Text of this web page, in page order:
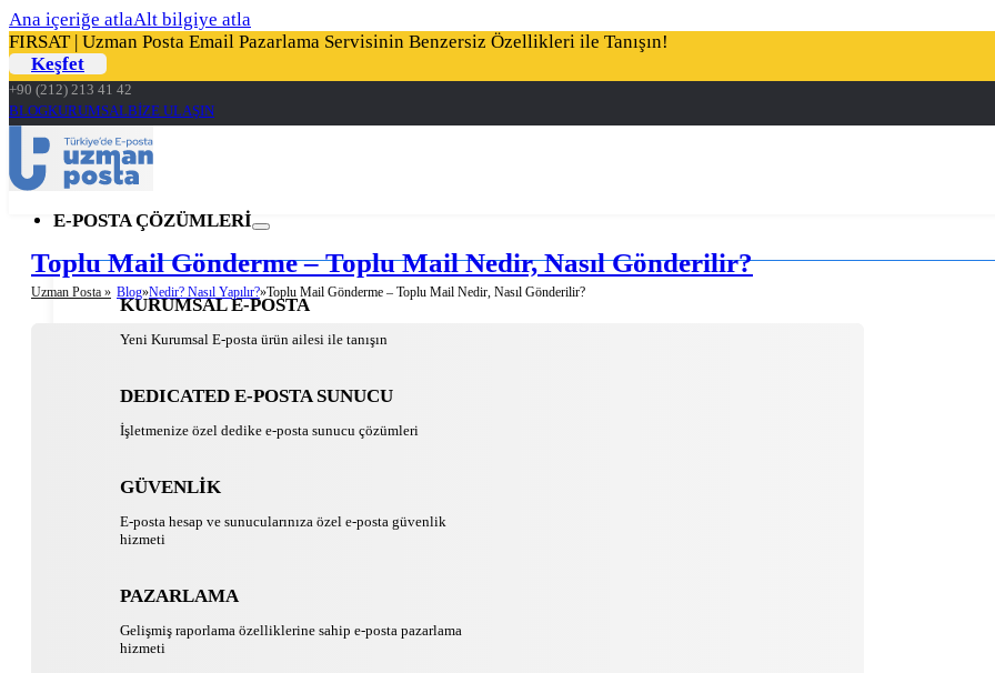
Ana içeriğe atlaAlt bilgiye atla
FIRSAT | Uzman Posta Email Pazarlama Servisinin Benzersiz Özellikleri ile Tanışın!
Keşfet
+90 (212) 213 41 42
BLOGKURUMSALBİZE ULAŞIN
E-POSTA ÇÖZÜMLERİ
KURUMSAL E-POSTA
Yeni Kurumsal E-posta ürün ailesi ile tanışın
DEDICATED E-POSTA SUNUCU
İşletmenize özel dedike e-posta sunucu çözümleri
GÜVENLİK
E-posta hesap ve sunucularınıza özel e-posta güvenlik
hizmeti
PAZARLAMA
Gelişmiş raporlama özelliklerine sahip e-posta pazarlama
hizmeti
Toplu Mail Gönderme – Toplu Mail Nedir, Nasıl Gönderilir?
Uzman Posta » Blog Nedir? Nasıl Yapılır? Toplu Mail Gönderme – Toplu Mail Nedir, Nasıl Gönderilir?